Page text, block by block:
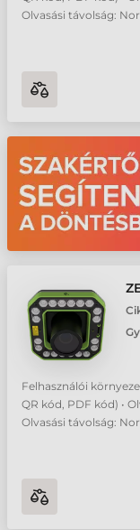
Olvasási távolság:
Felhasználói
QR kód, PDF kód) •
Olvasási távolság: